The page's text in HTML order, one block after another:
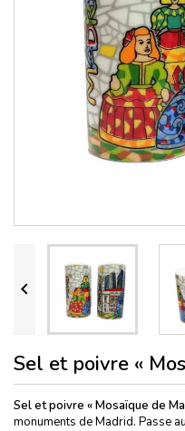

Sel et poivre «
Sel et poivre « Mosaïque de
monuments de Madrid. Passe